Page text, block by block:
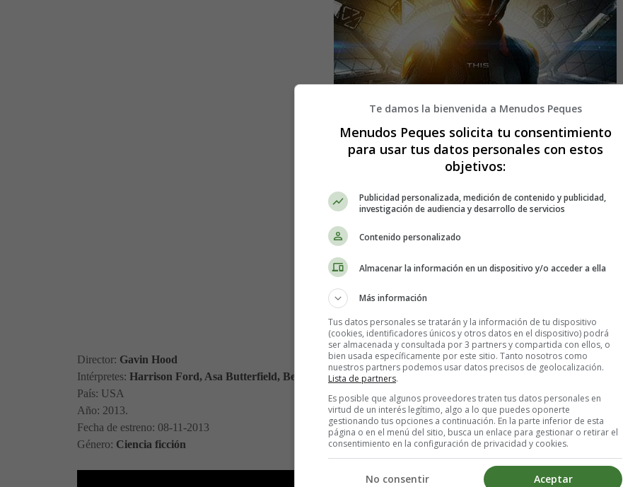
Director: Gavin Hood
Intérpretes: Harrison Ford, Asa Butterfield, Ben Kingsley, Abigail Breslin, Hailee Steinfeld, Moisés Arias, Viola Davis
País: USA
Año: 2013.
Fecha de estreno: 08-11-2013
Género: Ciencia ficción
Te damos la bienvenida a Menudos Peques
Menudos Peques solicita tu consentimiento
para usar tus datos personales con estos
objetivos:
Publicidad personalizada, medición de contenido y publicidad,
investigación de audiencia y desarrollo de servicios
Contenido personalizado
Almacenar la información en un dispositivo y/o acceder a ella
Más información
Tus datos personales se tratarán y la información de tu dispositivo
(cookies, identificadores únicos y otros datos en el dispositivo) podrá
ser almacenada y consultada por 3 partners y compartida con ellos, o
bien usada específicamente por este sitio. Tanto nosotros como
nuestros partners podemos usar datos precisos de geolocalización.
Lista de partners.
Es posible que algunos proveedores traten tus datos personales en
virtud de un interés legítimo, algo a lo que puedes oponerte
gestionando tus opciones a continuación. En la parte inferior de esta
página o en el menú del sitio, busca un enlace para gestionar o retirar el
consentimiento en la configuración de privacidad y cookies.
Aceptar
No consentir